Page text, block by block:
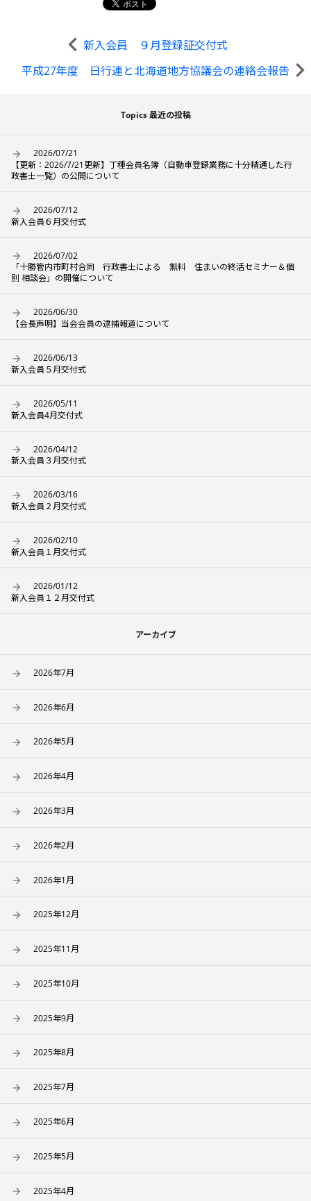
新入会員 ９月登録証交付式
平成27年度 日行連と北海道地方協議会の連絡会報告
Topics 最近の投稿
2026/07/21
【更新：2026/7/21更新】丁種会員名簿（自動車登録業務に十分精通した行
政書士一覧）の公開について
2026/07/12
新入会員６月交付式
2026/07/02
「十勝管内市町村合同 行政書士による 無料 住まいの終活セミナー＆個
別 相談会」の開催について
2026/06/30
【会長声明】当会会員の逮捕報道について
2026/06/13
新入会員５月交付式
2026/05/11
新入会員4月交付式
2026/04/12
新入会員３月交付式
2026/03/16
新入会員２月交付式
2026/02/10
新入会員１月交付式
2026/01/12
新入会員１２月交付式
アーカイブ
2026年7月
2026年6月
2026年5月
2026年4月
2026年3月
2026年2月
2026年1月
2025年12月
2025年11月
2025年10月
2025年9月
2025年8月
2025年7月
2025年6月
2025年5月
2025年4月